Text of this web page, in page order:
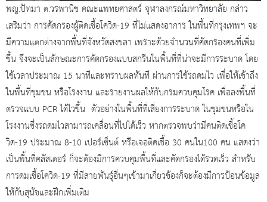
พญ.ปัทมา ต.วรพานิช คณะแพทยศาสตร์ จุฬาลงกรณ์มหาวิทยาลัย กล่าว
เสริมว่า การคัดกรองผู้ติดเชื้อโควิด-19 ที่ไม่แสดงอาการ ในพื้นที่กรุงเทพฯ จะ
มีความแตกต่างจากพื้นที่จังหวัดสงขลา เพราะด้วยจำนวนที่คัดกรองคนที่เพิ่ม
ขึ้น จึงจะเป็นลักษณะการคัดกรองแบบสกรีนในพื้นที่ที่น่าจะมีการระบาด โดย
ใช้เวลาประมาณ 15 นาทีและทราบผลทันที ผ่านการใช้รถดมไว เพื่อให้เข้าถึง
ในพื้นที่ชุมชน หรือโรงงาน และรายงานผลให้กับกรมควบคุมโรค เพื่อลงพื้นที่
ตรวจแบบ PCR ได้ไวขึ้น ตัวอย่างในพื้นที่ที่เสี่ยงการระบาด ในชุมชนหรือใน
โรงงานซึ่งรถดมไวสามารถเคลื่อนที่ไปได้เร็ว หากตรวจพบว่ามีคนติดเชื้อโค
วิด-19 ประมาณ 8-10 เปอร์เซ็นต์ หรือเจอติดเชื้อ 30 คนใน100 คน แสดงว่า
เป็นพื้นที่คลัสเตอร์ ก็จะต้องมีการควบคุมพื้นที่และคัดกรองได้รวดเร็ว สำหรับ
การดมเชื้อโควิด-19 ที่มีสายพันธุ์อื่นๆเข้ามาเกี่ยวข้องก็จะต้องมีการป้อนข้อมูล
ให้กับสุนัขและฝึกเพิ่มเติม